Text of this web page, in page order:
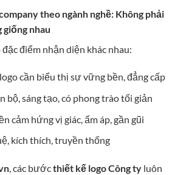
theo ngành nghề: Không phải
giống nhau
điểm nhận diện khác nhau:
cần biểu thị sự vững bền, đẳng cấp
bộ, sáng tạo, có phong trào tối giản
cảm hứng vị giác, ấm áp, gần gũi
kích thích, truyền thống
, các bướcthiết kế logo Công ty luôn